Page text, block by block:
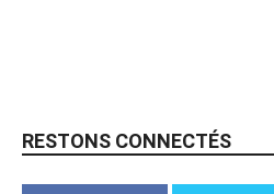
RESTONS CONNECTÉS